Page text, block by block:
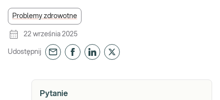
Problemy zdrowotne
22 września 2025
Udostępnij
Pytanie